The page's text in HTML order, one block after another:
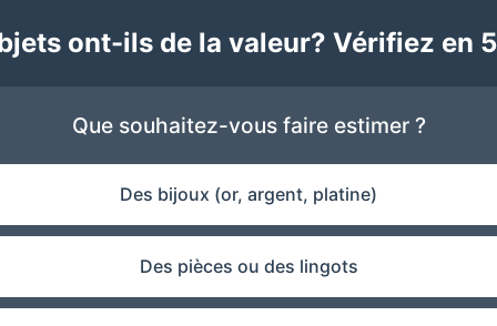
ont-ils de la valeur? Vérifiez en
Que souhaitez-vous faire estimer ?
Des bijoux (or, argent, platine)
Des pièces ou des lingots